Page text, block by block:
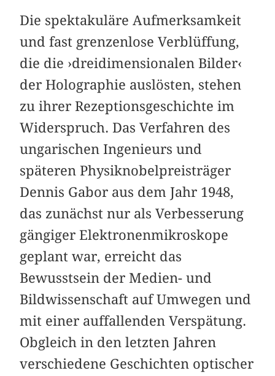
Die spektakuläre Aufmerksamkeit
und fast grenzenlose Verblüffung,
die die ›dreidimensionalen Bilder‹
der Holographie auslösten, stehen
zu ihrer Rezeptionsgeschichte im
Widerspruch. Das Verfahren des
ungarischen Ingenieurs und
späteren Physiknobelpreisträger
Dennis Gabor aus dem Jahr 1948,
das zunächst nur als Verbesserung
gängiger Elektronenmikroskope
geplant war, erreicht das
Bewusstsein der Medien- und
Bildwissenschaft auf Umwegen und
mit einer auffallenden Verspätung.
Obgleich in den letzten Jahren
verschiedene Geschichten optischer